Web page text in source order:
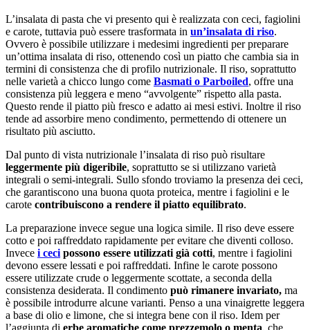
L’insalata di pasta che vi presento qui è realizzata con ceci, fagiolini
e carote, tuttavia può essere trasformata in un’insalata di riso.
Ovvero è possibile utilizzare i medesimi ingredienti per preparare
un’ottima insalata di riso, ottenendo così un piatto che cambia sia in
termini di consistenza che di profilo nutrizionale. Il riso, soprattutto
nelle varietà a chicco lungo come Basmati o Parboiled, offre una
consistenza più leggera e meno “avvolgente” rispetto alla pasta.
Questo rende il piatto più fresco e adatto ai mesi estivi. Inoltre il riso
tende ad assorbire meno condimento, permettendo di ottenere un
risultato più asciutto.
Dal punto di vista nutrizionale l’insalata di riso può risultare
leggermente più digeribile, soprattutto se si utilizzano varietà
integrali o semi-integrali. Sullo sfondo troviamo la presenza dei ceci,
che garantiscono una buona quota proteica, mentre i fagiolini e le
carote contribuiscono a rendere il piatto equilibrato.
La preparazione invece segue una logica simile. Il riso deve essere
cotto e poi raffreddato rapidamente per evitare che diventi colloso.
Invece i cecipossono essere utilizzati già cotti, mentre i fagiolini
devono essere lessati e poi raffreddati. Infine le carote possono
essere utilizzate crude o leggermente scottate, a seconda della
consistenza desiderata. Il condimento può rimanere invariato, ma
è possibile introdurre alcune varianti. Penso a una vinaigrette leggera
a base di olio e limone, che si integra bene con il riso. Idem per